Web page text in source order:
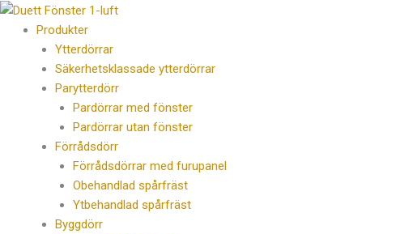
Hoppa
Produkter
Ytterdörrar
Säkerhetsklassade ytterdörrar
Parytterdörr
Pardörrar med fönster
Pardörrar utan fönster
Förrådsdörr
Förrådsdörrar med furupanel
Obehandlad spårfräst
Ytbehandlad spårfräst
Byggdörr
Products
search